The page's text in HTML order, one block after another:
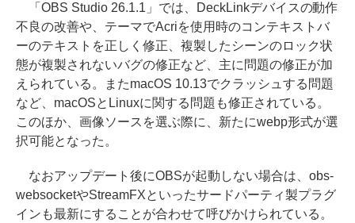
「OBS Studio 26.1.1」では、DeckLinkデバイスの動作
不良の改善や、テーマでAcriを使用時のコンテキストバ
ーのテキストを正しく修正、複製したシーンのロック状
態が複製されないバグの修正など、主に問題の修正が加
えられている。またmacOS 10.13でクラッシュする問題
など、macOSとLinuxに関する問題も修正されている。
このほか、画像ソースを選ぶ際に、新たにwebp形式が選
択可能となった。
なおアップデート後にOBSが起動しない場合は、obs-
websocketやStreamFXといったサードパーティ製プラグ
インも最新にすることが合わせて呼びかけられている。